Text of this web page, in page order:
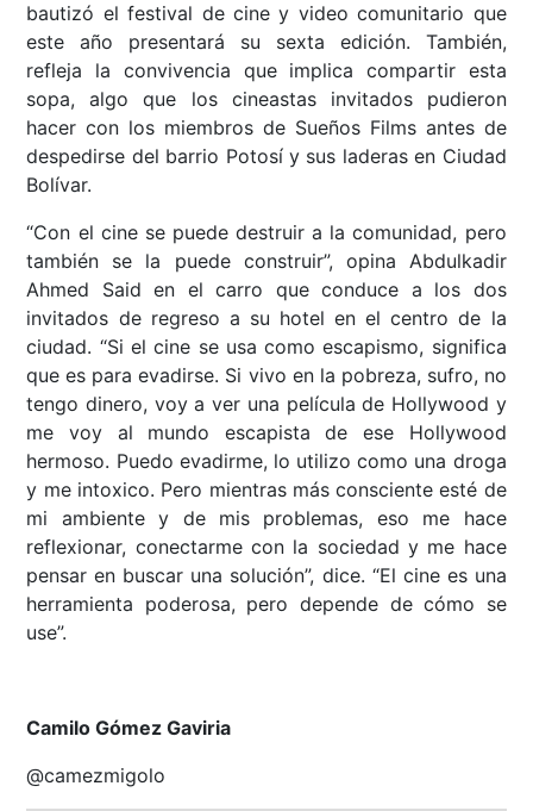
bautizó el festival de cine y video comunitario que
este año presentará su sexta edición. También,
refleja la convivencia que implica compartir esta
sopa, algo que los cineastas invitados pudieron
hacer con los miembros de Sueños Films antes de
despedirse del barrio Potosí y sus laderas en Ciudad
Bolívar.
“Con el cine se puede destruir a la comunidad, pero
también se la puede construir”, opina Abdulkadir
Ahmed Said en el carro que conduce a los dos
invitados de regreso a su hotel en el centro de la
ciudad. “Si el cine se usa como escapismo, significa
que es para evadirse. Si vivo en la pobreza, sufro, no
tengo dinero, voy a ver una película de Hollywood y
me voy al mundo escapista de ese Hollywood
hermoso. Puedo evadirme, lo utilizo como una droga
y me intoxico. Pero mientras más consciente esté de
mi ambiente y de mis problemas, eso me hace
reflexionar, conectarme con la sociedad y me hace
pensar en buscar una solución”, dice. “El cine es una
herramienta poderosa, pero depende de cómo se
use”.
Camilo Gómez Gaviria
@camezmigolo